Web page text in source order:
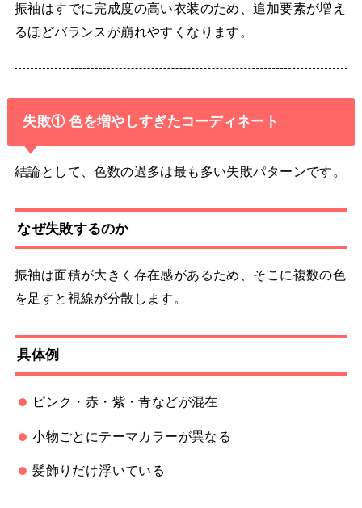
振袖はすでに完成度の高い衣装のため、追加要素が増え
るほどバランスが崩れやすくなります。
失敗① 色を増やしすぎたコーディネート
結論として、色数の過多は最も多い失敗パターンです。
なぜ失敗するのか
振袖は面積が大きく存在感があるため、そこに複数の色
を足すと視線が分散します。
具体例
ピンク・赤・紫・青などが混在
小物ごとにテーマカラーが異なる
髪飾りだけ浮いている